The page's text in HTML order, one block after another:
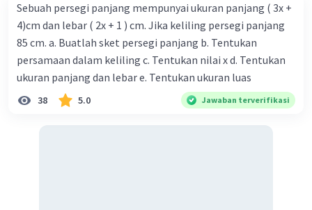
Sebuah persegi panjang mempunyai ukuran panjang ( 3x +
4)cm dan lebar ( 2x + 1 ) cm. Jika keliling persegi panjang
85 cm. a. Buatlah sket persegi panjang b. Tentukan
persamaan dalam keliling c. Tentukan nilai x d. Tentukan
ukuran panjang dan lebar e. Tentukan ukuran luas
38 5.0 Jawaban terverifikasi